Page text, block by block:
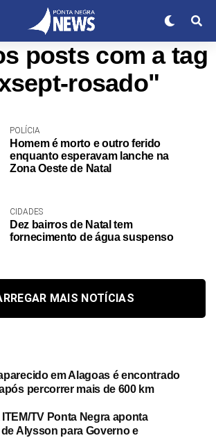
posts com a tag
rosado"
POLÍCIA
Homem é morto e outro ferido
enquanto esperavam lanche na
Zona Oeste de Natal
CIDADES
Dez bairros de Natal tem
fornecimento de água suspenso
MAIS NOTÍCIAS
em Alagoas é encontrado
percorrer mais de 600 km
TV Ponta Negra aponta
de Alysson para Governo e